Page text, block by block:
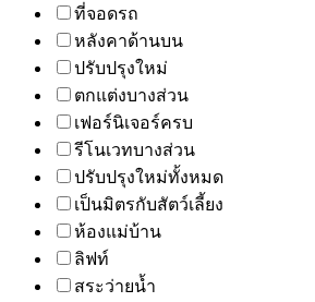
ที่จอดรถ
หลังคาด้านบน
ปรับปรุงใหม่
ตกแต่งบางส่วน
เฟอร์นิเจอร์ครบ
รีโนเวทบางส่วน
ปรับปรุงใหม่ทั้งหมด
เป็นมิตรกับสัตว์เลี้ยง
ห้องแม่บ้าน
ลิฟท์
สระว่ายน้ำ